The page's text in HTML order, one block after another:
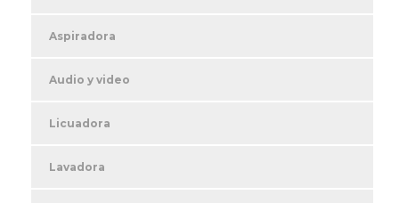
Aspiradora
Audio y video
Licuadora
Lavadora